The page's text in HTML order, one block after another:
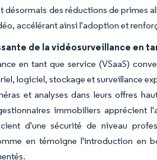
désormais des réductions de primes
accélérant ainsi l'adoption et
de la vidéosurveillance en
en tant que service (VSaaS)
logiciel, stockage et surveillance
et analyses dans leurs offres
immobiliers apprécient
d'une sécurité de niveau
en témoigne l'introduction en